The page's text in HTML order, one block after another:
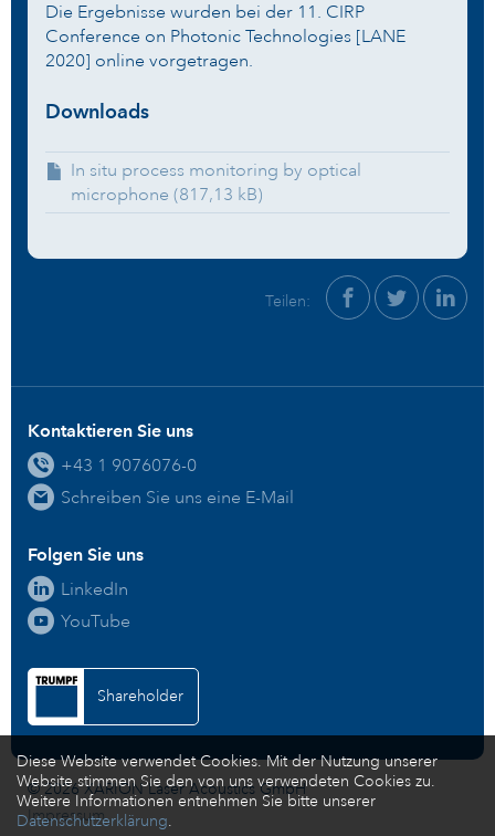
Die Ergebnisse wurden bei der 11. CIRP
Conference on Photonic Technologies [LANE
2020] online vorgetragen.
Downloads
In situ process monitoring by optical
microphone (817,13 kB)
Teilen:
Kontaktieren Sie uns
+43 1 9076076-0
Schreiben Sie uns eine E-Mail
Folgen Sie uns
LinkedIn
YouTube
Shareholder
© 2026 XARION Laser Acoustics GmbH
Impressum
Diese Website verwendet Cookies. Mit der Nutzung unserer
Website stimmen Sie den von uns verwendeten Cookies zu.
Weitere Informationen entnehmen Sie bitte unserer
Datenschutzerklärung.